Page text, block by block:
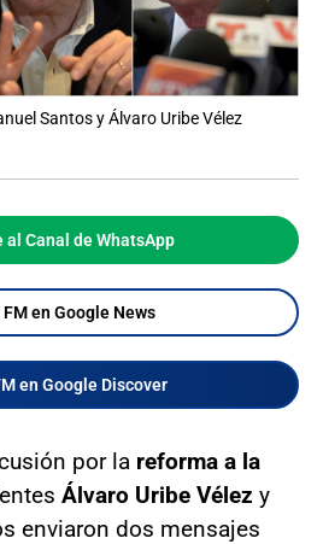
Santos y Álvaro Uribe Vélez
al Canal de WhatsApp
FM en Google News
en Google Discover
por la reforma a la
Álvaro Uribe Vélez y
enviaron dos mensajes